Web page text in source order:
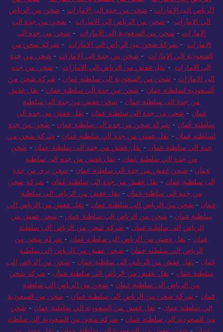
الرياض إلى الإمارات-شحن من السعودية الى الامارات-شحن من
الرياض الى الامارات- شحن من جدة الى الامارات -شحن من الرياض
الي الامارات-شحن من الرياض الى الامارات -شحن من جدة الى
الامارات-شحن من السعودية الى الامارات-شحن من جدة الى
الامارات - شركة شحن من الرياض الي الامارات -شركة شحن من
السعودية الي الامارات- شحن من جدة الى الامارات -شحن من جدة
الى الامارات-نقل عفش من الرياض الى الامارات -شحن من جدة
الى الامارات -شحن من السعودية الى سلطنة عمان -شركة شحن من
السعودية لسلطنة عمان-شحن من جدة الي سلطنة عمان -نقل عفش
من جدة الى سلطنة عمان-شحن عفش من جدة الى سلطنة
عمان-شحن من جدة الى سلطنة عمان-نقل عفش من جدة الى
سلطنة عُمان- شركة شحن من جدة الى سلطنة عمان - شحن من جدة
لسلطنة عمان-نقل عفش من جدة الي سلطنة عمان-شركة شحن من
جدة الي سلطنة عمان-نقل عفش من جدة الى سلطنة عمان-شحن
من جدة الي سلطنة عمان-
نقل عفش من جدة الى سلطنة
عمان-شحن عفش من جدة الي سلطنة عمان- شحن بري من جدة
الى سلطنة عمان
- نقل عفش من جدة الى سلطنة عُمان-
شركة شحن
من جدة الي سلطنة عمان-نقل عفش من الرياض الى سلطنة
عمان-شحن من الرياض الى سلطنة عمان-نقل عفش من الرياض الى
سلطنة عمان -شحن من الرياض الي سلطنة عمان- شحن عفش من
الرياض الى سلطنة عمان-
شركة شحن من الرياض الي سلطنة
عمان- نقل عفش من الرياض الى سلطنة عُمان-شركة شحن من
الرياض الي سلطنة عمان
-شحن عفش من الرياض الي سلطنة
عمان- نقل عفش من الرياض الى سلطنة عمان- شحن من الرياض الى
سلطنة عمان- نقل عفش من الرياض الى سلطنة عمان-
شركة شحن
من الرياض إلى سلطنة عمان- شحن من الرياض الي سلطنة
عمان - شركة شحن من الرياض الي سلطنة عمان -شحن من السعودية
الي سلطنة عمان -نقل عفش من السعودية الي سلطنة عمان -شحن
من السعودية الي سلطنة عمان-شركة شحن من السعودية إلى سلطنة